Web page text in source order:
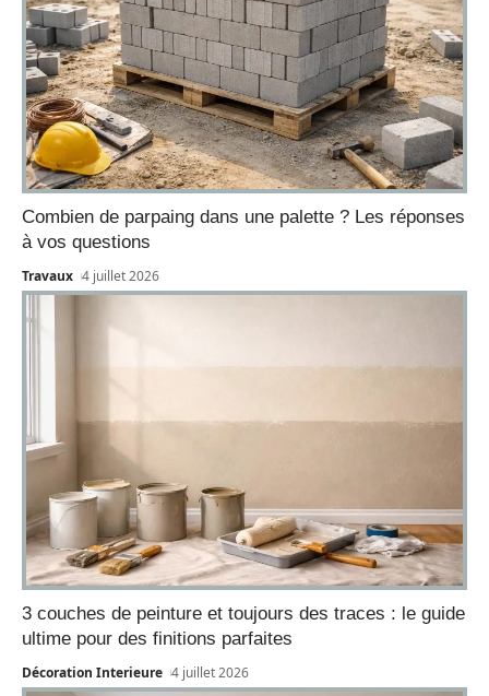
Combien de parpaing dans une palette ? Les réponses
à vos questions
Travaux 4 juillet 2026
3 couches de peinture et toujours des traces : le guide
ultime pour des finitions parfaites
Décoration Interieure 4 juillet 2026